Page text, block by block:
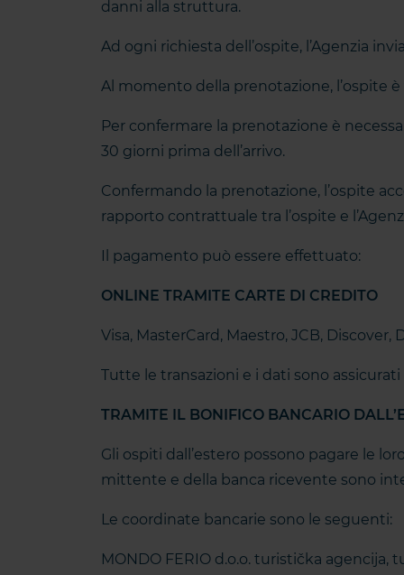
danni alla struttura.
Ad ogni richiesta dell’ospite, l’Agenzia
Al momento della prenotazione, l’ospite
Per confermare la prenotazione è
30 giorni prima dell’arrivo.
Confermando la prenotazione, l’ospite
rapporto contrattuale tra l’ospite e
Il pagamento può essere effettuato:
ONLINE TRAMITE CARTE DI CREDITO
Visa, MasterCard, Maestro, JCB, Discover,
Tutte le transazioni e i dati sono
TRAMITE IL BONIFICO BANCARIO
Gli ospiti dall’estero possono pagare le
mittente e della banca ricevente sono
Le coordinate bancarie sono le seguenti:
MONDO FERIO d.o.o. turistička agencija,